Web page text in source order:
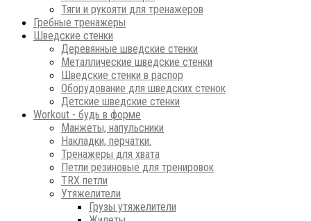
Тяги и рукояти для тренажеров
Гребные тренажеры
Шведские стенки
Деревянные шведские стенки
Металлические шведские стенки
Шведские стенки в распор
Оборудование для шведских стенок
Детские шведские стенки
Workout - будь в форме
Манжеты, напульсники
Накладки, перчатки.
Тренажеры для хвата
Петли резиновые для тренировок
ТRХ петли
Утяжелители
Грузы утяжелители